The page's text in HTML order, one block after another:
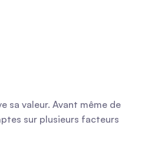
sa valeur. Avant même de
sur plusieurs facteurs